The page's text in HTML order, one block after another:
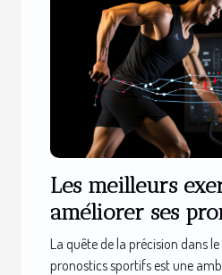
Les meilleurs
améliorer ses
sportifs
La quête de la précision dans
pronostics sportifs est une